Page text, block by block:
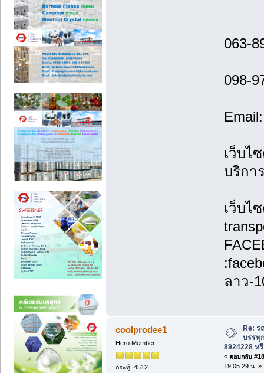
063-
098-
เว็บไ
บริกา
เว็บไ
ลาว-
coolprodee1
Hero Member
กระทู้: 4512
Re: ร
บรรทุ
8924228 ห
« ตอบกลับ
19:05:29 น. »